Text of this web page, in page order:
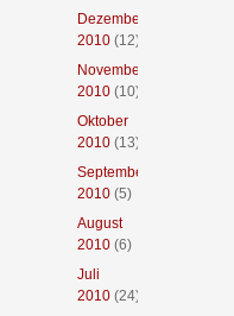
Dezember
2010(12)
November
2010(10)
Oktober
2010(13)
September
2010(5)
August
2010(6)
Juli
2010(24)